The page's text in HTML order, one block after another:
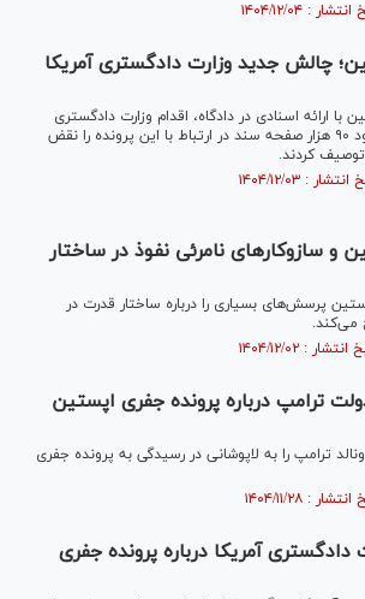
چالش جدید وزارت دادگستری آمریکا
با ارائه اسنادی در دادگاه، اقدام وزارت دادگستری
آمریکا را برای انتشار حدود ۹۰ هزار صفحه سند در ارتباط با این پرونده را نقض
کردند.
و سازوکار‌های نامرئی نفوذ در ساختار
پرسش‌های بسیاری را درباره ساختار قدرت در
می‌کند.
ترامپ درباره پرونده جفری اپستین
ترامپ را به لاپوشانی در رسیدگی به پرونده جفری
دادگستری آمریکا درباره پرونده جفری